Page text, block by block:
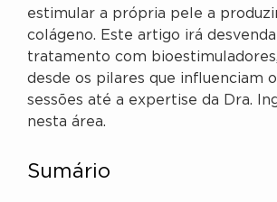
estimular a própria pele a
colágeno. Este artigo irá
tratamento com
desde os pilares que influenciam
sessões até a expertise da Dra.
nesta área.
Sumário